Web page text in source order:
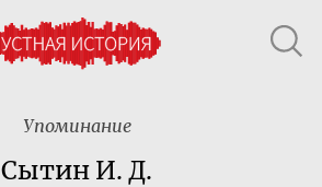
Упоминание
Сытин И. Д.